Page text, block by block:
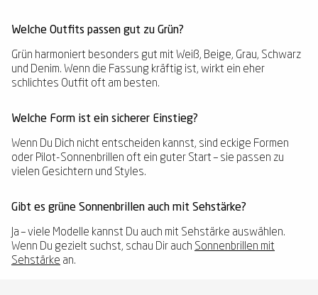
Welche Outfits passen gut zu Grün?
Grün harmoniert besonders gut mit Weiß, Beige, Grau, Schwarz
und Denim. Wenn die Fassung kräftig ist, wirkt ein eher
schlichtes Outfit oft am besten.
Welche Form ist ein sicherer Einstieg?
Wenn Du Dich nicht entscheiden kannst, sind eckige Formen
oder Pilot-Sonnenbrillen oft ein guter Start – sie passen zu
vielen Gesichtern und Styles.
Gibt es grüne Sonnenbrillen auch mit Sehstärke?
Ja – viele Modelle kannst Du auch mit Sehstärke auswählen.
Wenn Du gezielt suchst, schau Dir auch Sonnenbrillen mit
Sehstärke an.